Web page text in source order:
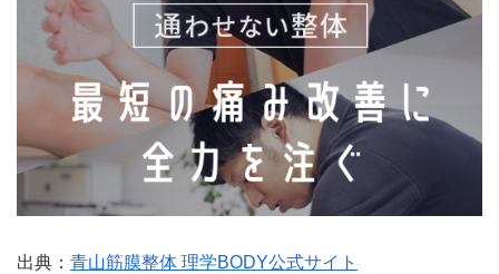
出典： 青山筋膜整体 理学BODY公式サイト